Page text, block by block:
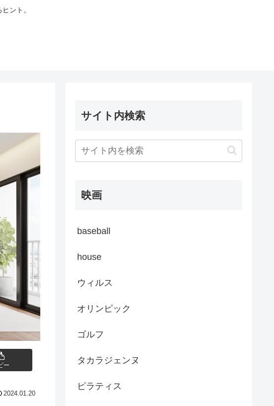
ント。
ー
2024.01.20
サイト内検索
映画
baseball
house
ウィルス
オリンピック
ゴルフ
タカラジェンヌ
ピラティス